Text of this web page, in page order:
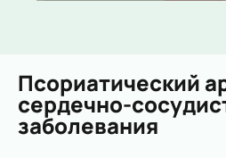
Псориатический
сердечно-
заболевания